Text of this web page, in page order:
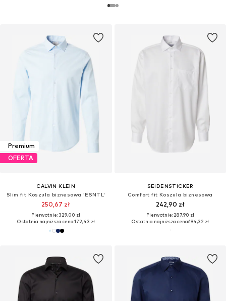
Premium
OFERTA
CALVIN KLEIN
Slim fit Koszula biznesowa 'ESNTL'
250,67 zł
Pierwotnie: 329,00 zł
Ostatnia najniższa cena:172,43 zł
SEIDENSTICKER
Comfort fit Koszula biznesowa
242,90 zł
Pierwotnie: 287,90 zł
Ostatnia najniższa cena:194,32 zł